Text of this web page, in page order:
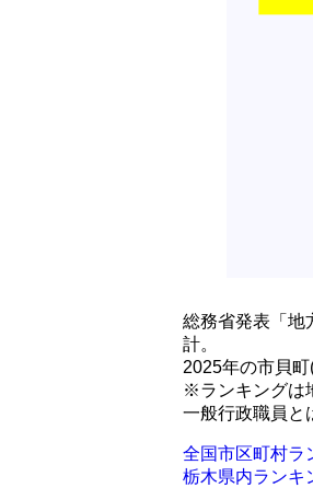
総務省発表「地
計。
2025年の市貝
※ランキングは
一般行政職員と
全国市区町村ラ
栃木県内ランキ